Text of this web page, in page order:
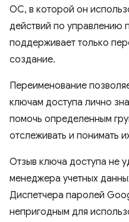
ОС, в которой он
действий по управлению
поддерживает только
создание.
Переименование
ключам доступа лично
помочь определенным
отслеживать и понимать
Отзыв ключа доступа не
менеджера учетных
Диспетчера паролей
непригодным для